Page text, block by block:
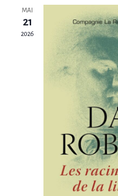
T
MAI
21
2026